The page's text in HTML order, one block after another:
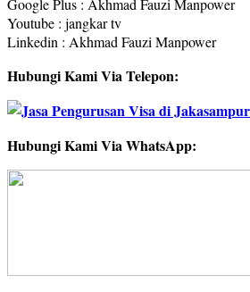
Google Plus : Akhmad Fauzi Manpower
Youtube : jangkar tv
Linkedin : Akhmad Fauzi Manpower
Hubungi Kami Via Telepon:
Hubungi Kami Via WhatsApp: